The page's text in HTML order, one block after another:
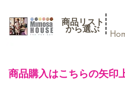
商品リスト
​から選ぶ
商品購入はこちらの矢印